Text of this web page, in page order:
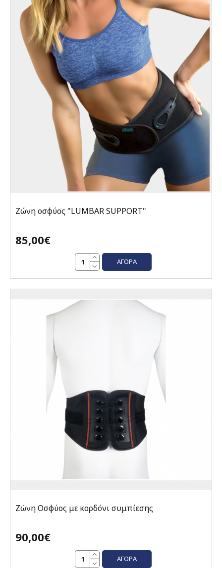
Ζώνη οσφύος "LUMBAR SUPPORT"
85,00€
ΑΓΟΡΆ
Ζώνη Οσφύος με κορδόνι συμπίεσης
90,00€
ΑΓΟΡΆ